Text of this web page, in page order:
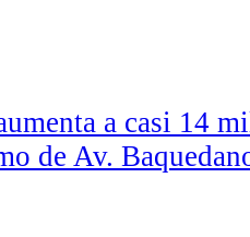
a casi 14
de Av.